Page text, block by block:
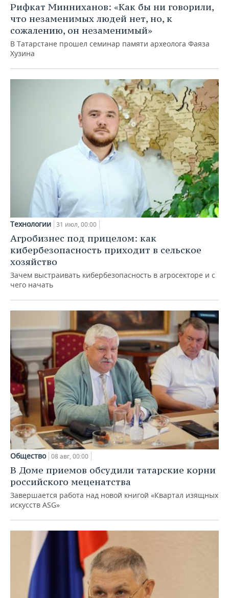
Рифкат Минниханов: «Как бы ни говорили,
что незаменимых людей нет, но, к
сожалению, он незаменимый»
В Татарстане прошел семинар памяти археолога Фаяза
Хузина
Технологии 31 июл, 00:00
Агробизнес под прицелом: как
кибербезопасность приходит в сельское
хозяйство
Зачем выстраивать кибербезопасность в агросекторе и с
чего начать
Общество 08 авг, 00:00
В Доме приемов обсудили татарские корни
российского меценатства
Завершается работа над новой книгой «Квартал изящных
искусств ASG»